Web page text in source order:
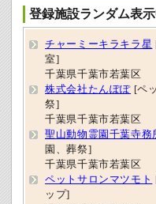
登録施設ランダム表
チャーミーキラキラ星
室]
千葉県千葉市若葉区
株式会社たんぽぽ [ペ
祭]
千葉県千葉市若葉区
聖山動物霊園千葉寺務
園、葬祭]
千葉県千葉市若葉区
ペットサロンマツモト
ップ]